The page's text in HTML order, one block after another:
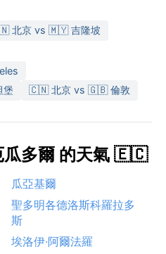
北京 vs 🇲🇾 吉隆坡
🇨🇳 北京 vs 🇬🇧 倫敦
瓜多爾 的天氣 🇪🇨
瓜亞基爾
聖多明各德洛斯科羅拉多
斯
埃洛伊·阿爾法羅